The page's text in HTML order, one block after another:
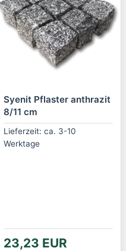
Syenit Pflaster anthrazit
8/11 cm
Lieferzeit: ca. 3-10
Werktage
23,23 EUR